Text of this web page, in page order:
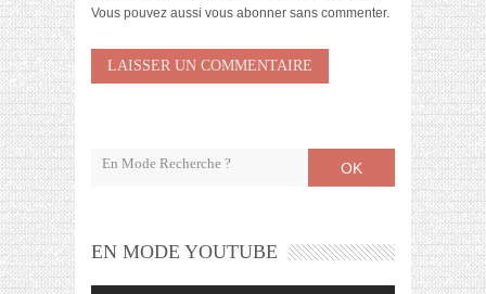
Vous pouvez aussi vous abonner sans commenter.
OK
EN MODE YOUTUBE